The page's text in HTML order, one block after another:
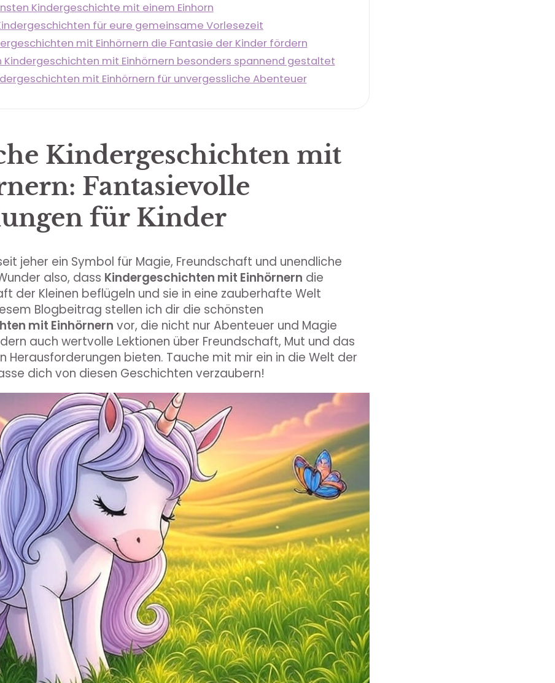
Kindergeschichte mit einem Einhorn
für eure gemeinsame Vorlesezeit
mit Einhörnern die Fantasie der Kinder fördern
Kindergeschichten mit Einhörnern besonders spannend gestaltet
mit Einhörnern für unvergessliche Abenteuer
Kindergeschichten mit
Fantasievolle
für Kinder
jeher ein Symbol für Magie, Freundschaft und unendliche
also, dass Kindergeschichten mit Einhörnern die
der Kleinen beflügeln und sie in eine zauberhafte Welt
Blogbeitrag stellen ich dir die schönsten
mit Einhörnern vor, die nicht nur Abenteuer und Magie
auch wertvolle Lektionen über Freundschaft, Mut und das
Herausforderungen bieten. Tauche mit mir ein in die Welt der
dich von diesen Geschichten verzaubern!